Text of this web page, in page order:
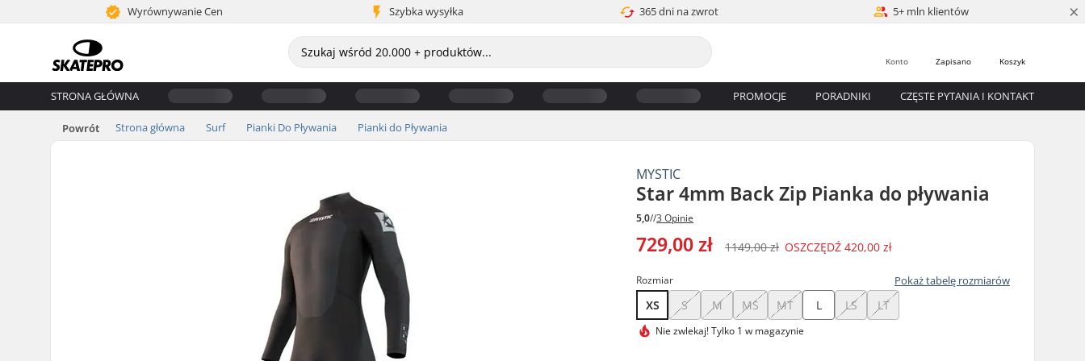
Wyrównywanie Cen Szybka wysyłka 365 dni na zwrot 5+ mln klientów ×
Koszyk
Zapisano
Konto
STRONA GŁÓWNA PROMOCJE PORADNIKI CZĘSTE PYTANIA I KONTAKT
Powrót Strona główna Surf Pianki Do Pływania Pianki do Pływania
MYSTIC
Star 4mm Back Zip Pianka do pływania
5,0//3 Opinie
729,00 zł 1149,00 zł OSZCZĘDŹ420,00 zł
Rozmiar Pokaż tabelę rozmiarów
XS S M MS MT L LS LT
Nie zwlekaj!Tylko 1 w magazynie